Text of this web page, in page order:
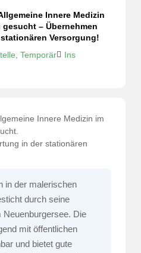
Innere Medizin
gesucht – Übernehmen
Versorgung!
Temporär Ins
Innere Medizin im
in der stationären
in der malerischen
durch seine
Neuenburgersee. Die
mit öffentlichen
und bietet gute